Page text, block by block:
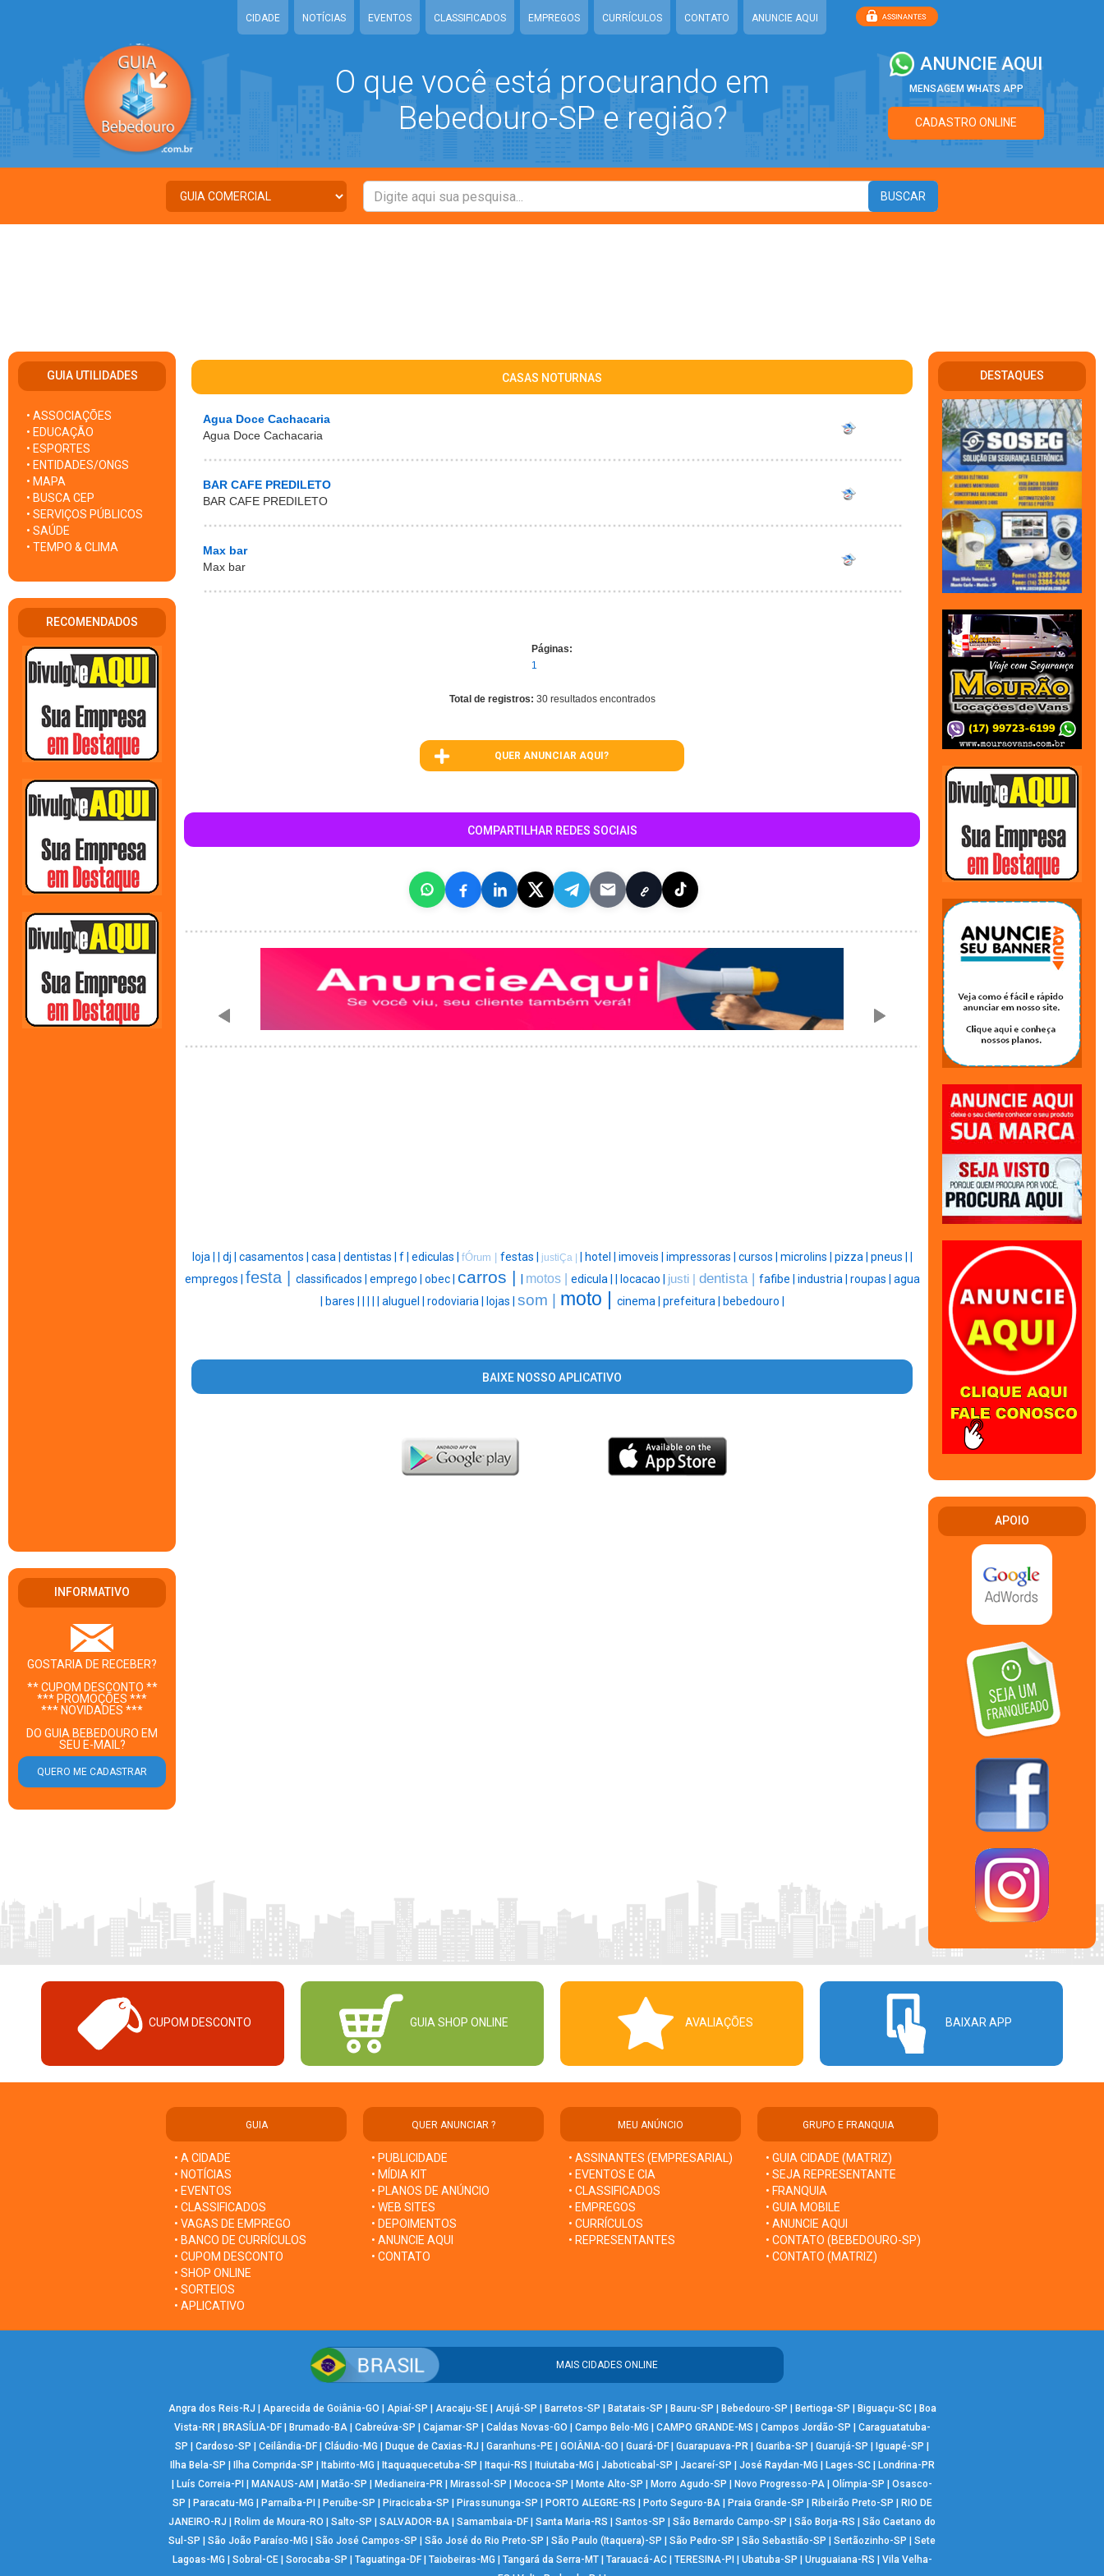
CIDADE NOTÍCIAS EVENTOS CLASSIFICADOS EMPREGOS CURRÍCULOS CONTATO ANUNCIE AQUI
O que você está procurando em
Bebedouro-SP e região?
ANUNCIE AQUI
MENSAGEM WHATS APP
CADASTRO ONLINE
GUIA UTILIDADES
• ASSOCIAÇÕES
• EDUCAÇÃO
• ESPORTES
• ENTIDADES/ONGS
• MAPA
• BUSCA CEP
• SERVIÇOS PÚBLICOS
• SAÚDE
• TEMPO & CLIMA
RECOMENDADOS
INFORMATIVO
GOSTARIA DE RECEBER?
** CUPOM DESCONTO **
*** PROMOÇÕES ***
*** NOVIDADES ***
DO GUIA BEBEDOURO EM
SEU E-MAIL?
CASAS NOTURNAS
Agua Doce Cachacaria
Agua Doce Cachacaria
BAR CAFE PREDILETO
BAR CAFE PREDILETO
Max bar
Max bar
Páginas:
1
Total de registros: 30 resultados encontrados
QUER ANUNCIAR AQUI?
COMPARTILHAR REDES SOCIAIS
loja | dj | casamentos | casa | dentistas | f | ediculas | fÓrum | festas | justiÇa | hotel | imoveis | impressoras | cursos | microlins | pizza | pneus |
empregos | festa | classificados | emprego | obec | carros | motos | edicula | locacao | justi | dentista | fafibe | industria | roupas | agua
bares | aluguel | rodoviaria | lojas | som | moto | cinema | prefeitura | bebedouro |
BAIXE NOSSO APLICATIVO
DESTAQUES
APOIO
CUPOM DESCONTO GUIA SHOP ONLINE AVALIAÇÕES BAIXAR APP
GUIA
• A CIDADE
• NOTÍCIAS
• EVENTOS
• CLASSIFICADOS
• VAGAS DE EMPREGO
• BANCO DE CURRÍCULOS
• CUPOM DESCONTO
• SHOP ONLINE
• SORTEIOS
• APLICATIVO
QUER ANUNCIAR ?
• PUBLICIDADE
• MÍDIA KIT
• PLANOS DE ANÚNCIO
• WEB SITES
• DEPOIMENTOS
• ANUNCIE AQUI
• CONTATO
MEU ANÚNCIO
• ASSINANTES (EMPRESARIAL)
• EVENTOS E CIA
• CLASSIFICADOS
• EMPREGOS
• CURRÍCULOS
• REPRESENTANTES
GRUPO E FRANQUIA
• GUIA CIDADE (MATRIZ)
• SEJA REPRESENTANTE
• FRANQUIA
• GUIA MOBILE
• ANUNCIE AQUI
• CONTATO (BEBEDOURO-SP)
• CONTATO (MATRIZ)
MAIS CIDADES ONLINE
Angra dos Reis-RJ Aparecida de Goiânia-GO Apiaí-SP Aracaju-SE| Arujá-SP Barretos-SP Batatais-SP Bauru-SP Bebedouro-SP Bertioga-SP Biguaçu-SC|
Boa
Vista-RR| BRASÍLIA-DF| Brumado-BA| Cabreúva-SP Cajamar-SP Caldas Novas-GO Campo Belo-MG CAMPO GRANDE-MS Campos Jordão-SP
Caraguatatuba-
SP
Cardoso-SP Ceilândia-DF Cláudio-MG Duque de Caxias-RJ Garanhuns-PE GOIÂNIA-GO Guará-DF Guarapuava-PR Guariba-SP Guarujá-SP Iguapé-SP
Ilha Bela-SP
Ilha Comprida-SP Itabirito-MG Itaquaquecetuba-SP Itaqui-RS Ituiutaba-MG Jaboticabal-SP Jacareí-SP José Raydan-MG Lages-SC|
Londrina-PR
Luís Correia-PI MANAUS-AM Matão-SP Medianeira-PR Mirassol-SP Mococa-SP Monte Alto-SP Morro Agudo-SP Novo Progresso-PA Olímpia-SP
Osasco-
SP
Paracatu-MG Parnaíba-PI Peruíbe-SP Piracicaba-SP Pirassununga-SP PORTO ALEGRE-RS Porto Seguro-BA| Praia Grande-SP Ribeirão Preto-SP
RIO DE
JANEIRO-RJ
Rolim de Moura-RO Salto-SP SALVADOR-BA Samambaia-DF Santa Maria-RS Santos-SP São Bernardo Campo-SP São Borja-RS
São Caetano do
Sul-SP
São João Paraíso-MG São José Campos-SP São José do Rio Preto-SP São Paulo (Itaquera)-SP São Pedro-SP São Sebastião-SP Sertãozinho-SP
Sete
Lagoas-MG
Sobral-CE| Sorocaba-SP Taguatinga-DF| Taiobeiras-MG Tangará da Serra-MT| Tarauacá-AC| TERESINA-PI Ubatuba-SP Uruguaiana-RS
Vila Velha-